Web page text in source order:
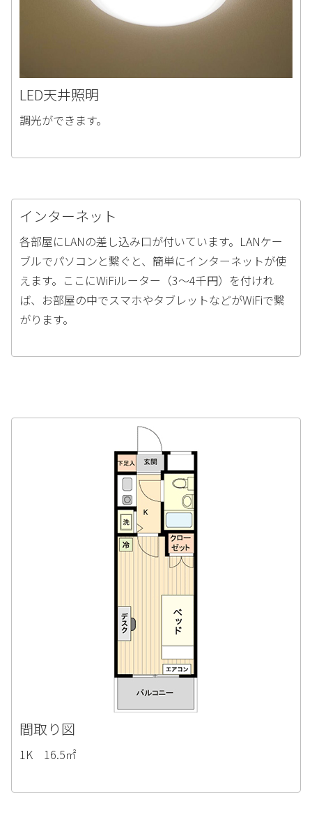
LED天井照明
調光ができます。
インターネット
各部屋にLANの差し込み口が付いています。LANケー
ブルでパソコンと繋ぐと、簡単にインターネットが使
えます。ここにWiFiルーター（3〜4千円）を付けれ
ば、お部屋の中でスマホやタブレットなどがWiFiで繋
がります。
間取り図
1K 16.5㎡